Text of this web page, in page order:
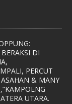
DI
PERCUT
& MANY
UTARA.